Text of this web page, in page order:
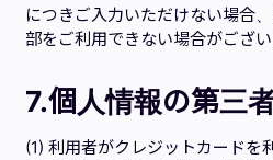
につきご入力いただけない場合
部をご利用できない場合がござい
7.個人情報の第三
(1) 利用者がクレジットカードを